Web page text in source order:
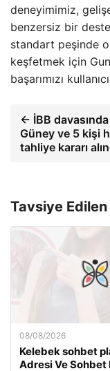
deneyimimiz,
benzersiz bir
standart peşinde
keşfetmek için
başarımızı
← İBB
Güney ve 5 kişi
tahliye kararı
Tavsiye
08/08/2026
Kelebek sohbet
Adresi Ve Sohbet